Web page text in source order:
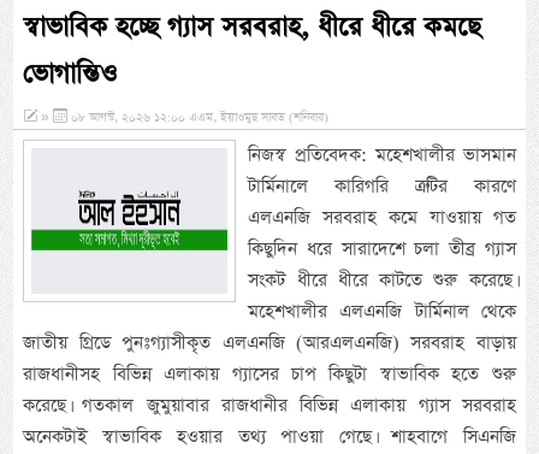
স্বাভাবিক হচ্ছে গ্যাস সরবরাহ, ধীরে ধীরে কমছে
ভোগান্তিও
» ০৮ আগস্ট, ২০২৬ ১২:০০ এএম, ইয়াওমুছ সাবত (শনিবার)
নিজস্ব প্রতিবেদক: মহেশখালীর ভাসমান
টার্মিনালে কারিগরি ত্রুটির কারণে
এলএনজি সরবরাহ কমে যাওয়ায় গত
কিছুদিন ধরে সারাদেশে চলা তীব্র গ্যাস
সংকট ধীরে ধীরে কাটতে শুরু করেছে।
মহেশখালীর এলএনজি টার্মিনাল থেকে
জাতীয় গ্রিডে পুনঃগ্যাসীকৃত এলএনজি (আরএলএনজি) সরবরাহ বাড়ায়
রাজধানীসহ বিভিন্ন এলাকায় গ্যাসের চাপ কিছুটা স্বাভাবিক হতে শুরু
করেছে। গতকাল জুমুয়াবার রাজধানীর বিভিন্ন এলাকায় গ্যাস সরবরাহ
অনেকটাই স্বাভাবিক হওয়ার তথ্য পাওয়া গেছে। শাহবাগে সিএনজি